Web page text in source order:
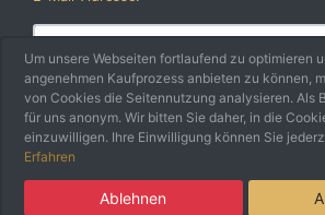
Der Newsletter kann jederzeit hier oder in
abbestellt werden.
Schmankerlbox e.U. © 2026 |
Um unsere Webseiten fortlaufend zu optimieren
angenehmen Kaufprozess anbieten zu können,
von Cookies die Seitennutzung analysieren. Als
für uns anonym. Wir bitten Sie daher, in die
einzuwilligen. Ihre Einwilligung können Sie
Erfahren
Ablehnen